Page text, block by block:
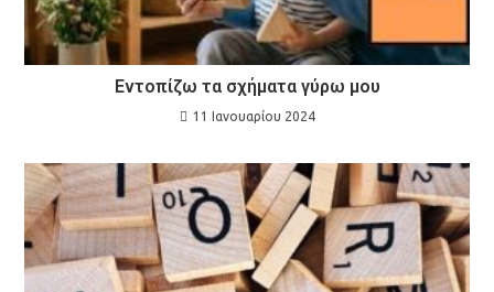
Εντοπίζω τα σχήματα γύρω μου
11 Ιανουαρίου 2024